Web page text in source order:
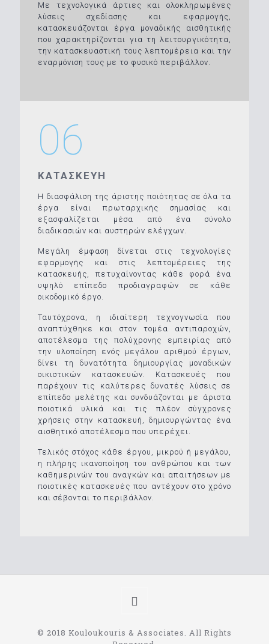
Με τεχνολογικά άρτιες και ολοκληρωμένες
λύσεις σχεδίασης και εφαρμογής,
κατασκευάζονται έργα μοναδικής αισθητικής
που χαρακτηρίζονται για τη λειτουργικότητα,
την κατασκευαστική τους λεπτομέρεια και την
εναρμόνιση τους με το φυσικό περιβάλλον.
06
ΚΑΤΑΣΚΕΥΗ
Η διασφάλιση της άριστης ποιότητας σε όλα τα
έργα είναι πρωταρχικής σημασίας και
εξασφαλίζεται μέσα από ένα σύνολο
διαδικασιών και αυστηρών ελέγχων.
Μεγάλη έμφαση δίνεται στις τεχνολογίες
εφαρμογής και στις λεπτομέρειες της
κατασκευής, πετυχαίνοντας κάθε φορά ένα
υψηλό επίπεδο προδιαγραφών σε κάθε
οικοδομικό έργο.
Ταυτόχρονα, η ιδιαίτερη τεχνογνωσία που
αναπτύχθηκε και στον τομέα αντιπαροχών,
αποτέλεσμα της πολύχρονης εμπειρίας από
την υλοποίηση ενός μεγάλου αριθμού έργων,
δίνει τη δυνατότητα δημιουργίας μοναδικών
οικιστικών κατασκευών. Κατασκευές που
παρέχουν τις καλύτερες δυνατές λύσεις σε
επίπεδο μελέτης και συνδυάζονται με άριστα
ποιοτικά υλικά και τις πλέον σύγχρονες
χρήσεις στην κατασκευή, δημιουργώντας ένα
αισθητικό αποτέλεσμα που υπερέχει.
Τελικός στόχος κάθε έργου, μικρού ή μεγάλου,
η πλήρης ικανοποίηση του ανθρώπου και των
καθημερινών του αναγκών και απαιτήσεων με
ποιοτικές κατασκευές που αντέχουν στο χρόνο
και σέβονται το περιβάλλον.
© 2018 Kouloukouris & Associates. All Rights